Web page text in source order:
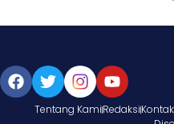
Tentang KamiRedaksiKontak